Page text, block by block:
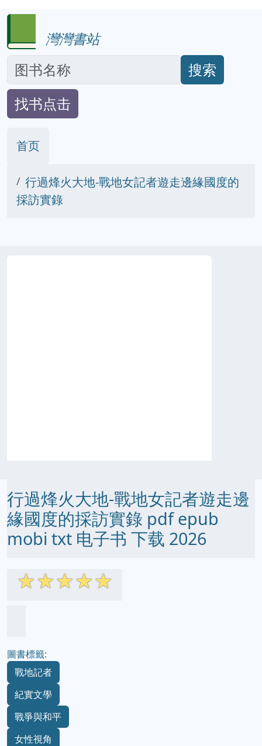
灣灣書站
搜索
找书点击
首页
行過烽火大地-戰地女記者遊走邊緣國度的
採訪實錄
行過烽火大地-戰地女記者遊走邊
緣國度的採訪實錄 pdf epub
mobi txt 电子书 下载 2026
☆☆☆☆☆
圖書標籤:
戰地記者
紀實文學
戰爭與和平
女性視角